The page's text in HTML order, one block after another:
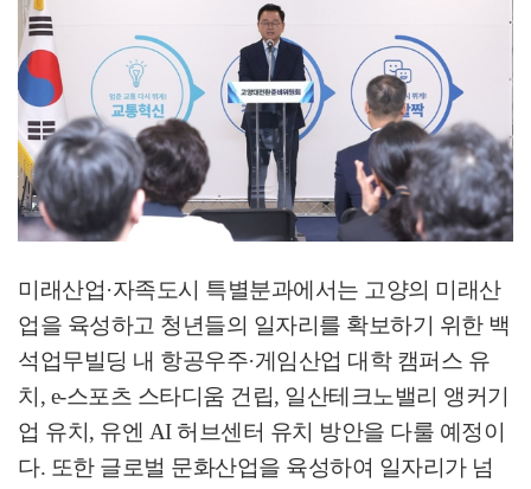
미래산업·자족도시 특별분과에서는 고양의 미래산
업을 육성하고 청년들의 일자리를 확보하기 위한 백
석업무빌딩 내 항공우주·게임산업 대학 캠퍼스 유
치 , e-스포츠 스타디움 건립, 일산테크노밸리 앵커기
업 유치 , 유엔 AI 허브센터 유치 방안을 다룰 예정이
다. 또한 글로벌 문화산업을 육성하여 일자리가 넘